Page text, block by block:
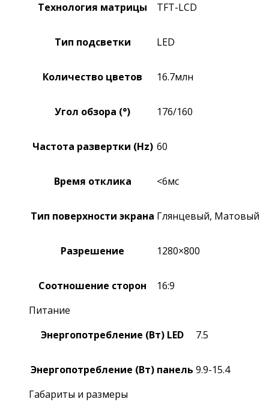
Технология матрицы TFT-LCD
Тип подсветки LED
Количество цветов 16.7млн
Угол обзора (°) 176/160
Частота развертки (Hz) 60
Время отклика <6мс
Тип поверхности экрана Глянцевый, Матовый
Разрешение 1280×800
Соотношение сторон
16:9
Питание
Энергопотребление (Вт) LED
7.5
Энергопотребление (Вт) панель 9.9-15.4
Габариты и размеры